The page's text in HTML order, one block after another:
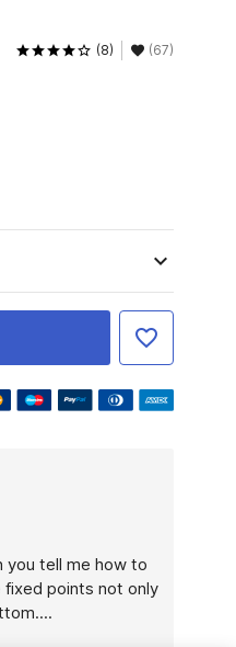
(8) (67)
you tell me how to
points not only